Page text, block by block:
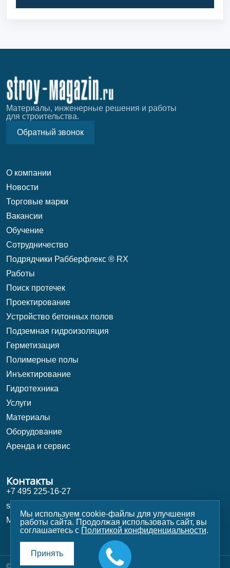
Материалы, инженерные решения и работы
для строительства.
Обратный звонок
О компании
Новости
Торговые марки
Вакансии
Обучение
Сотрудничество
Подрядчики Рабберфлекс ® RX
Работы
Поиск протечек
Проектирование
Уcтройство бетонных полов
Подземная гидроизоляция
Герметизация
Полимерные полы
Инъектирование
Гидротехника
Услуги
Материалы
Оборудование
Аренда и сервис
Контакты
+7 495 225-16-27
shop@stroy-magazin.ru
Москва, Университетский проспект 5
© 1991–2026 ТемпСтройСистема
Мы используем cookie-файлы для улучшения
работы сайта. Продолжая использовать сайт, вы
соглашаетесь с Политикой конфиденциальности.
Принять